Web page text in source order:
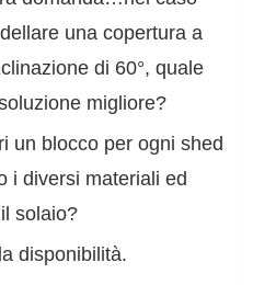
una copertura a
di 60°, quale
migliore?
un blocco per ogni shed
i diversi materiali ed
solaio?
disponibilità.